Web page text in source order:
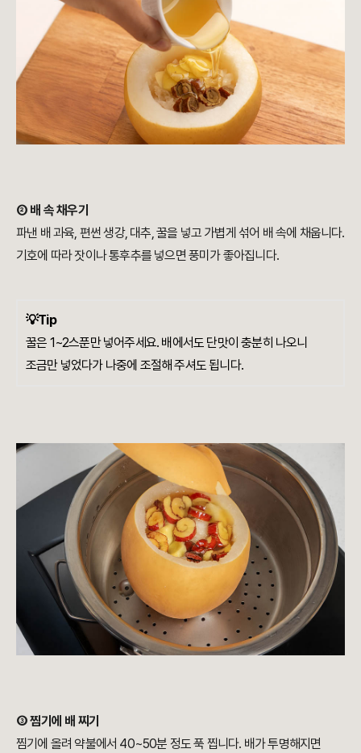
② 배 속 채우기
파낸 배 과육, 편썬 생강, 대추, 꿀을 넣고 가볍게 섞어 배 속에 채웁니다.
기호에 따라 잣이나 통후추를 넣으면 풍미가 좋아집니다.
💡Tip
꿀은 1~2스푼만 넣어주세요. 배에서도 단맛이 충분히 나오니
조금만 넣었다가 나중에 조절해 주셔도 됩니다.
③ 찜기에 배 찌기
찜기에 올려 약불에서 40~50분 정도 푹 찝니다. 배가 투명해지면